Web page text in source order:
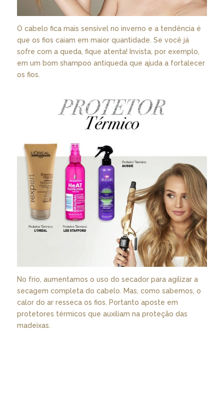
O cabelo fica mais sensível no inverno e a tendência é
que os fios caiam em maior quantidade. Se você já
sofre com a queda, fique atenta! Invista, por exemplo,
em um bom shampoo antiqueda que ajuda a fortalecer
os fios.
No frio, aumentamos o uso do secador para agilizar a
secagem completa do cabelo. Mas, como sabemos, o
calor do ar resseca os fios. Portanto aposte em
protetores térmicos que auxiliam na proteção das
madeixas.